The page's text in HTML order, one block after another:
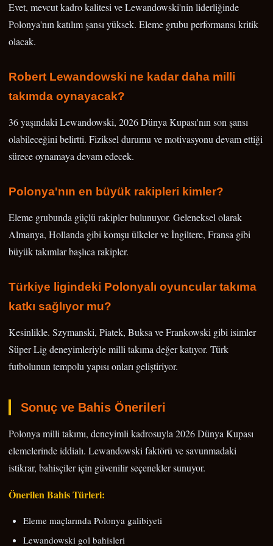
Evet, mevcut kadro kalitesi ve Lewandowski'nin liderliğinde
Polonya'nın katılım şansı yüksek. Eleme grubu performansı kritik
olacak.
Robert Lewandowski ne kadar daha milli
takımda oynayacak?
36 yaşındaki Lewandowski, 2026 Dünya Kupası'nın son şansı
olabileceğini belirtti. Fiziksel durumu ve motivasyonu devam ettiği
sürece oynamaya devam edecek.
Polonya'nın en büyük rakipleri kimler?
Eleme grubunda güçlü rakipler bulunuyor. Geleneksel olarak
Almanya, Hollanda gibi komşu ülkeler ve İngiltere, Fransa gibi
büyük takımlar başlıca rakipler.
Türkiye ligindeki Polonyalı oyuncular takıma
katkı sağlıyor mu?
Kesinlikle. Szymanski, Piatek, Buksa ve Frankowski gibi isimler
Süper Lig deneyimleriyle milli takıma değer katıyor. Türk
futbolunun tempolu yapısı onları geliştiriyor.
Sonuç ve Bahis Önerileri
Polonya milli takımı, deneyimli kadrosuyla 2026 Dünya Kupası
elemelerinde iddialı. Lewandowski faktörü ve savunmadaki
istikrar, bahisçiler için güvenilir seçenekler sunuyor.
Önerilen Bahis Türleri:
Eleme maçlarında Polonya galibiyeti
Lewandowski gol bahisleri